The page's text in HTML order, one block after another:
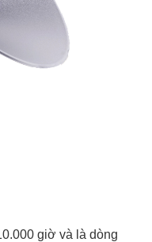
giờ và là dòng